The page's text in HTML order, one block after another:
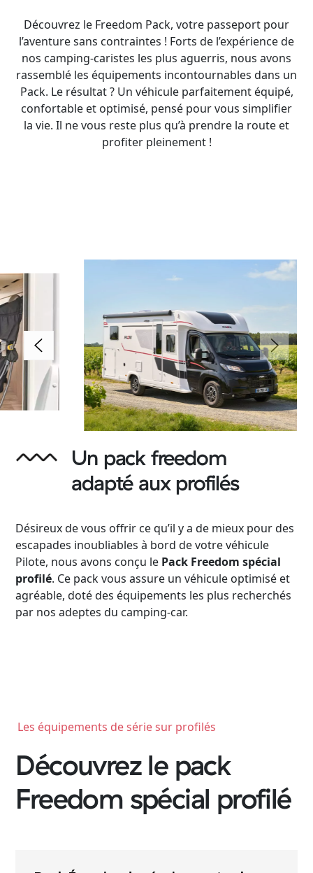
Découvrez le Freedom Pack, votre passeport pour
l’aventure sans contraintes ! Forts de l’expérience de
nos camping-caristes les plus aguerris, nous avons
rassemblé les équipements incontournables dans un
Pack. Le résultat ? Un véhicule parfaitement équipé,
confortable et optimisé, pensé pour vous simplifier
la vie. Il ne vous reste plus qu’à prendre la route et
profiter pleinement !
Un pack freedom
adapté aux profilés
Désireux de vous offrir ce qu’il y a de mieux pour des
escapades inoubliables à bord de votre véhicule
Pilote, nous avons conçu le Pack Freedom spécial
profilé. Ce pack vous assure un véhicule optimisé et
agréable, doté des équipements les plus recherchés
par nos adeptes du camping-car.
Les équipements de série sur profilés
Découvrez le pack
Freedom spécial profilé